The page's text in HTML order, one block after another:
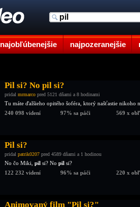
najobľúbenejšie najpozeranejšie
Pil si? No pil si?
pridal mrmarco pred 5121 dňami a 8 hodinami
Tu máte ďalšieho opitého šoféra, ktorý našťastie nikoho
240 098 videní
97% sa páči 569 x
Pil si?
pridal patrik0207 pred 4589 dňami a 1 hodinou
No čo Miki, pil si? No pil si?
122 232 videní
96% sa páči 220 x
Animovaný film "Pil si?"